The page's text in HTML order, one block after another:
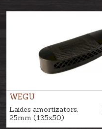
WEGU
Laides amortizators,
25mm (135x50)